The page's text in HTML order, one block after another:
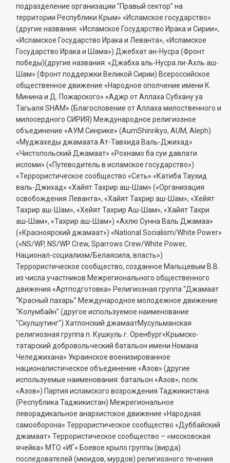
подразделение организации "Правый сектор" на
территории Республики Крым» «Исламское государство»
(другие названия: «Исламское Государство Ирака и Сирии»,
«Исламское Государство Ирака и Леванта», «Исламское
Государство Ирака и Шама») Джебхат ан-Нусра (Фронт
победы)(другие названия: «Джабха аль-Нусра ли-Ахль аш-
Шам» (Фронт поддержки Великой Сирии) Всероссийское
общественное движение «Народное ополчение имени К.
Минина и Д. Пожарского» «Аджр от Аллаха Субхану уа
Тагьаля SHAM» (Благословение от Аллаха милоственного и
милосердного СИРИЯ) Международное религиозное
объединение «АУМ Синрике» (AumShinrikyo, AUM, Aleph)
«Муджахеды джамаата Ат-Тавхида Валь-Джихад»
«Чистопольский Джамаат» «Рохнамо ба суи давлати
исломи» («Путеводитель в исламское государство»)
«Террористическое сообщество «Сеть» «Катиба Таухид
валь-Джихад» «Хайят Тахрир аш-Шам» («Организация
освобождения Леванта», «Хайят Тахрир аш-Шам», «Хейят
Тахрир аш-Шам», «Хейят Тахрир Аш-Шам», «Хайят Тахри
аш-Шам», «Тахрир аш-Шам») «Ахлю Сунна Валь Джамаа»
(«Красноярский джамаат») «National Socialism/White Power»
(«NS/WP, NS/WP Crew, Sparrows Crew/White Power,
Национал-социализм/Белаясила, власть»)
Террористическое сообщество, созданное Мальцевым В.В.
из числа участников Межрегионального общественного
движения «Артподготовка» Религиозная группа “Джамаат
“Красный пахарь” Международное молодежное движение
"Колумбайн" (другое используемое наименование
"Скулшутинг") Хатлонский джамаатМусульманская
религиозная группа п. Кушкуль г. Оренбург«Крымско-
татарский добровольческий батальон имени Номана
Челеджихана» Украинское военизированное
националистическое объединение «Азов» (другие
используемые наименования: батальон «Азов», полк
«Азов») Партия исламского возрождения Таджикистана
(Республика Таджикистан) Межрегиональное
леворадикальное анархистское движение «Народная
самооборона» Террористическое сообщество «Дуббайский
джамаат» Террористическое сообщество – «московская
ячейка» МТО «ИГ» Боевое крыло группы (вирда)
последователей (мюидов, мурдов) религиозного течения